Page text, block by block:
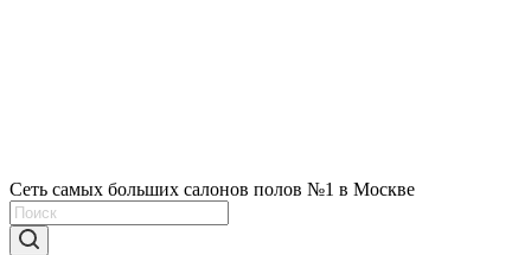
Сеть самых больших салонов полов №1 в Москве